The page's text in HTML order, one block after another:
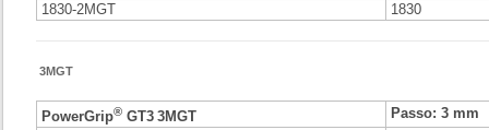
1830-2MGT
1830
3MGT
PowerGrip® GT3 3MGT
Passo: 3 mm